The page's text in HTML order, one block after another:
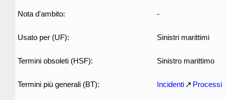
Nota d'ambito: -
Usato per (UF): Sinistri marittimi
Termini obsoleti (HSF): Sinistro marittimo
Termini più generali (BT): Incidenti Processi